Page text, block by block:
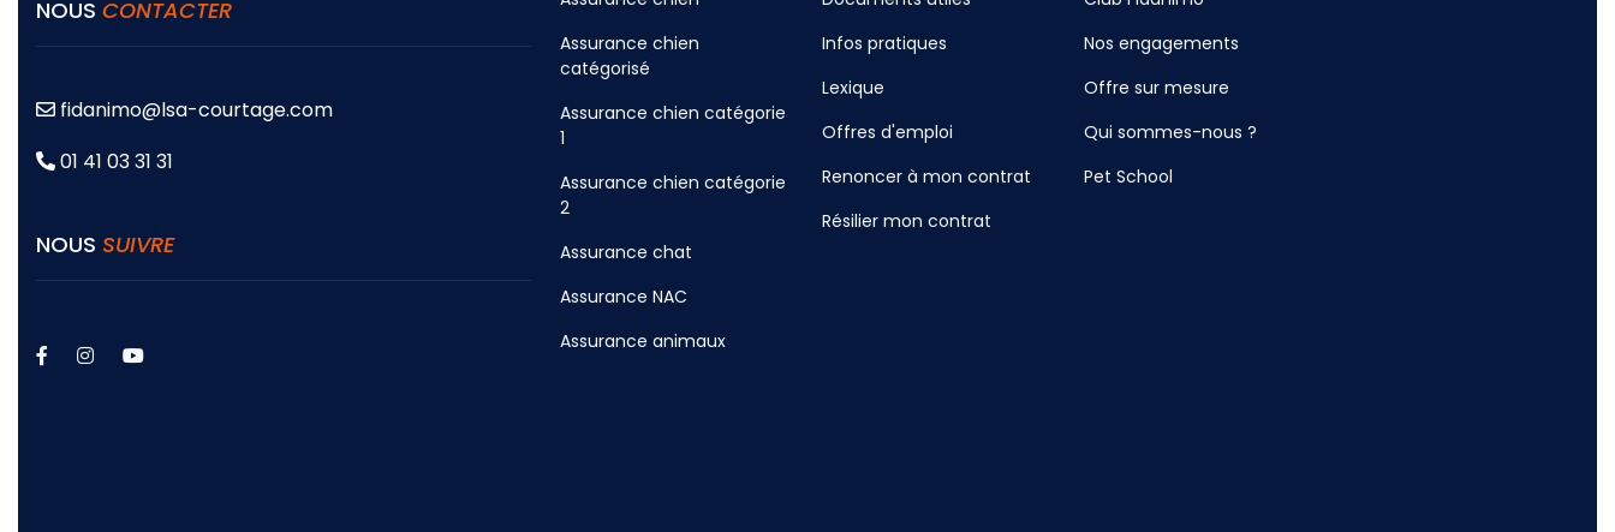
NOUS CONTACTER
fidanimo@lsa-courtage.com
01 41 03 31 31
NOUS SUIVRE
facebookinstagramyoutube
Assurance chien
catégorisé
Assurance chien catégorie
1
Assurance chien catégorie
2
Assurance chat
Assurance NAC
Assurance animaux
Infos pratiques
Lexique
Offres d'emploi
Renoncer à mon contrat
Résilier mon contrat
Nos engagements
Offre sur mesure
Qui sommes-nous ?
Pet School